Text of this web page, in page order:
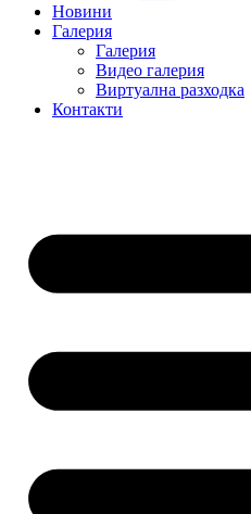
Новини
Галерия
Галерия
Видео галерия
Виртуална разходка
Контакти